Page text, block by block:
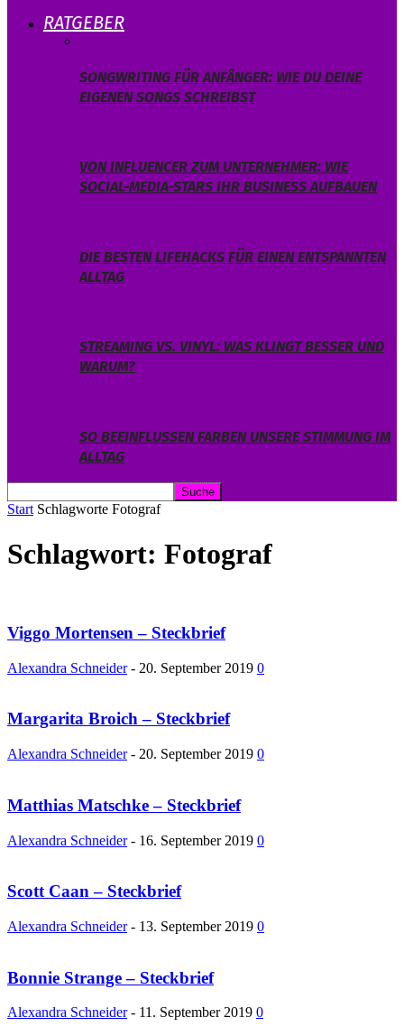
RATGEBER
SONGWRITING FÜR ANFÄNGER: WIE DU DEINE
EIGENEN SONGS SCHREIBST
VON INFLUENCER ZUM UNTERNEHMER: WIE
SOCIAL-MEDIA-STARS IHR BUSINESS AUFBAUEN
DIE BESTEN LIFEHACKS FÜR EINEN ENTSPANNTEN
ALLTAG
STREAMING VS. VINYL: WAS KLINGT BESSER UND
WARUM?
SO BEEINFLUSSEN FARBEN UNSERE STIMMUNG IM
ALLTAG
Start Schlagworte Fotograf
Schlagwort: Fotograf
Viggo Mortensen – Steckbrief
Alexandra Schneider - 20. September 2019 0
Margarita Broich – Steckbrief
Alexandra Schneider - 20. September 2019 0
Matthias Matschke – Steckbrief
Alexandra Schneider - 16. September 2019 0
Scott Caan – Steckbrief
Alexandra Schneider - 13. September 2019 0
Bonnie Strange – Steckbrief
Alexandra Schneider - 11. September 2019 0